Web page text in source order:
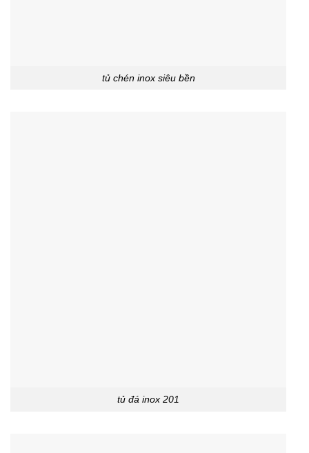
tủ chén inox siêu bền
tủ đá inox 201